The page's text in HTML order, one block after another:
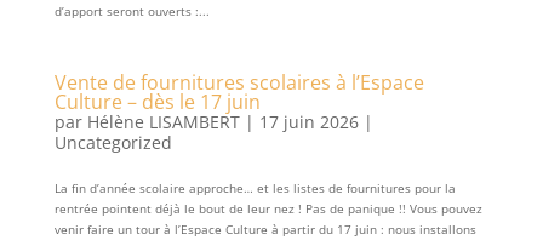
d’apport seront ouverts :...
Vente de fournitures scolaires à l’Espace
Culture – dès le 17 juin
par Hélène LISAMBERT| 17 juin 2026|
Uncategorized
La fin d’année scolaire approche… et les listes de fournitures pour la
rentrée pointent déjà le bout de leur nez ! Pas de panique !! Vous pouvez
venir faire un tour à l’Espace Culture à partir du 17 juin : nous installons